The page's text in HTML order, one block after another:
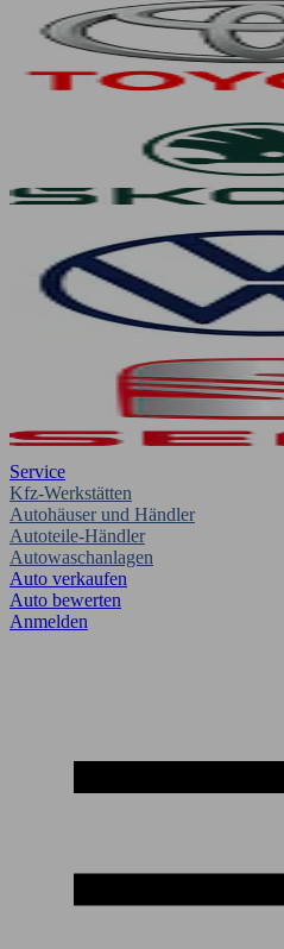
Service
Kfz-Werkstätten
Autohäuser und Händler
Autoteile-Händler
Autowaschanlagen
Auto verkaufen
Auto bewerten
Anmelden